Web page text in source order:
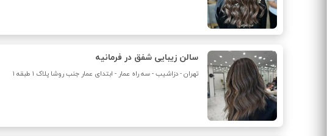
سالن زیبایی شفق در فرمانیه
تهران - دزاشیب - سه راه عمار - ابتدای عمار جنب روشا پلاک ۱ طبقه ۱